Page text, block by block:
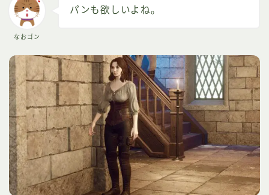
なおゴン
パンも欲しいよね。